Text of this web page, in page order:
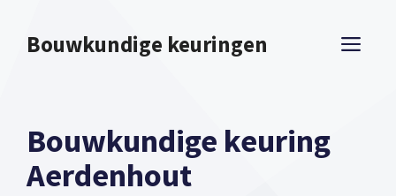
naarBouwkundige keuringen
Bouwkundige keuring
Aerdenhout